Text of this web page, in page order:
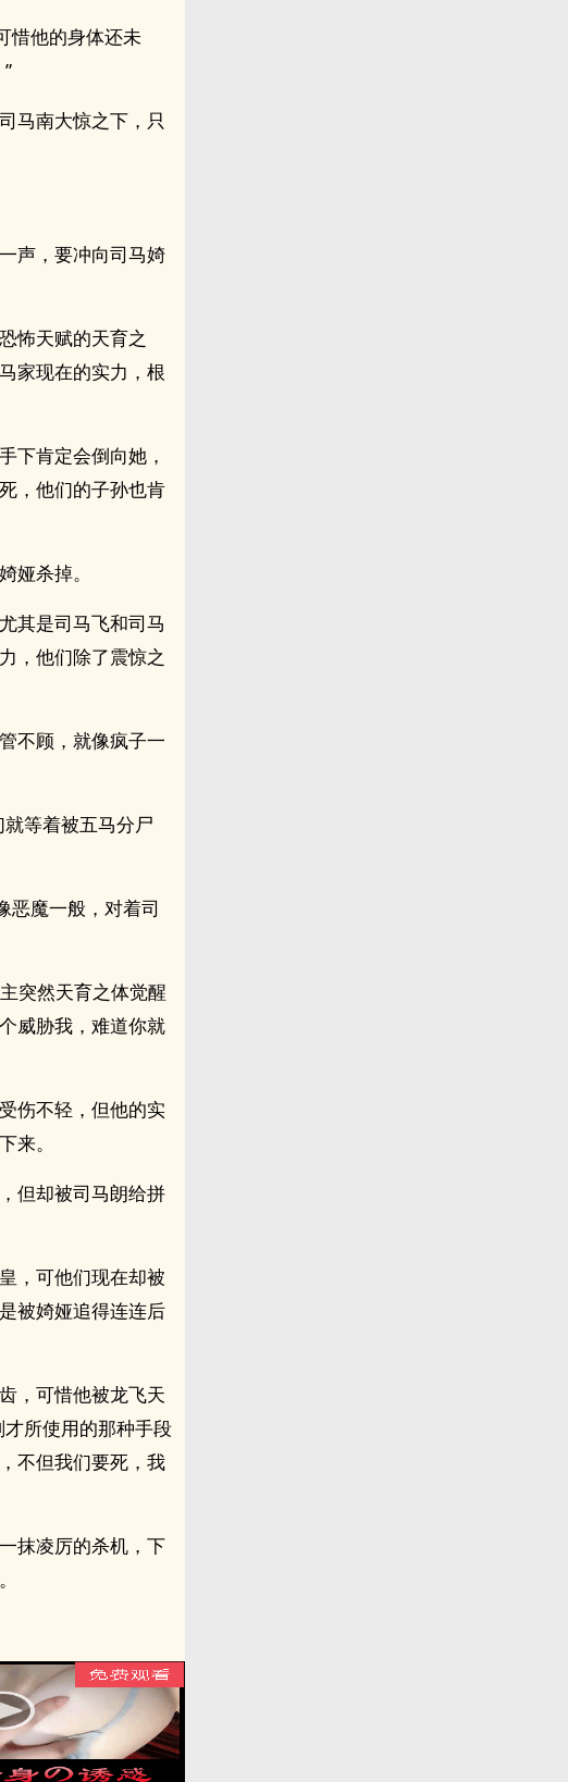
惜他的身体还未
马南大惊之下，只
声，要冲向司马婍
怖天赋的天育之
家现在的实力，根
下肯定会倒向她，
，他们的子孙也肯
娅杀掉。
其是司马飞和司马
，他们除了震惊之
不顾，就像疯子一
等着被五马分尸
恶魔一般，对着司
突然天育之体觉醒
威胁我，难道你就
伤不轻，但他的实
来。
但却被司马朗给拼
，可他们现在却被
被婍娅追得连连后
，可惜他被龙飞天
所使用的那种手段
不但我们要死，我
抹凌厉的杀机，下